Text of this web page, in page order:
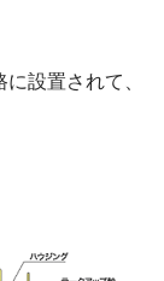
設置されて、